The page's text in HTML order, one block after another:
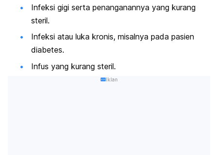
Infeksi gigi serta penanganannya yang kurang
steril.
Infeksi atau luka kronis, misalnya pada pasien
diabetes.
Infus yang kurang steril.
Iklan